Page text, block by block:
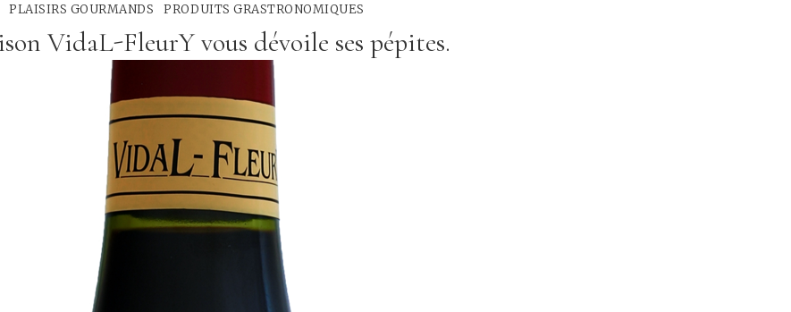
PLAISIRS GOURMANDS PRODUITS GRASTRONOMIQUES
VidaL-FleurY vous dévoile ses pépites.